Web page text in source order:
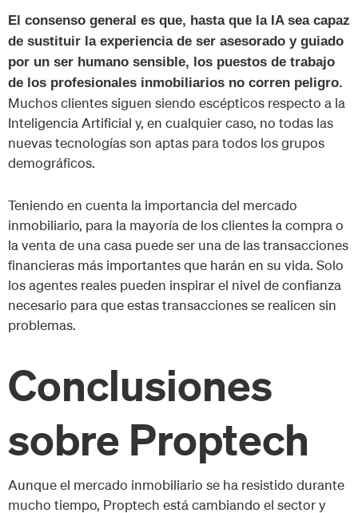
El consenso general es que, hasta que la IA sea capaz
de sustituir la experiencia de ser asesorado y guiado
por un ser humano sensible, los puestos de trabajo
de los profesionales inmobiliarios no corren peligro.
Muchos clientes siguen siendo escépticos respecto a la
Inteligencia Artificial y, en cualquier caso, no todas las
nuevas tecnologías son aptas para todos los grupos
demográficos.
Teniendo en cuenta la importancia del mercado
inmobiliario, para la mayoría de los clientes la compra o
la venta de una casa puede ser una de las transacciones
financieras más importantes que harán en su vida. Solo
los agentes reales pueden inspirar el nivel de confianza
necesario para que estas transacciones se realicen sin
problemas.
Conclusiones
sobre Proptech
Aunque el mercado inmobiliario se ha resistido durante
mucho tiempo, Proptech está cambiando el sector y